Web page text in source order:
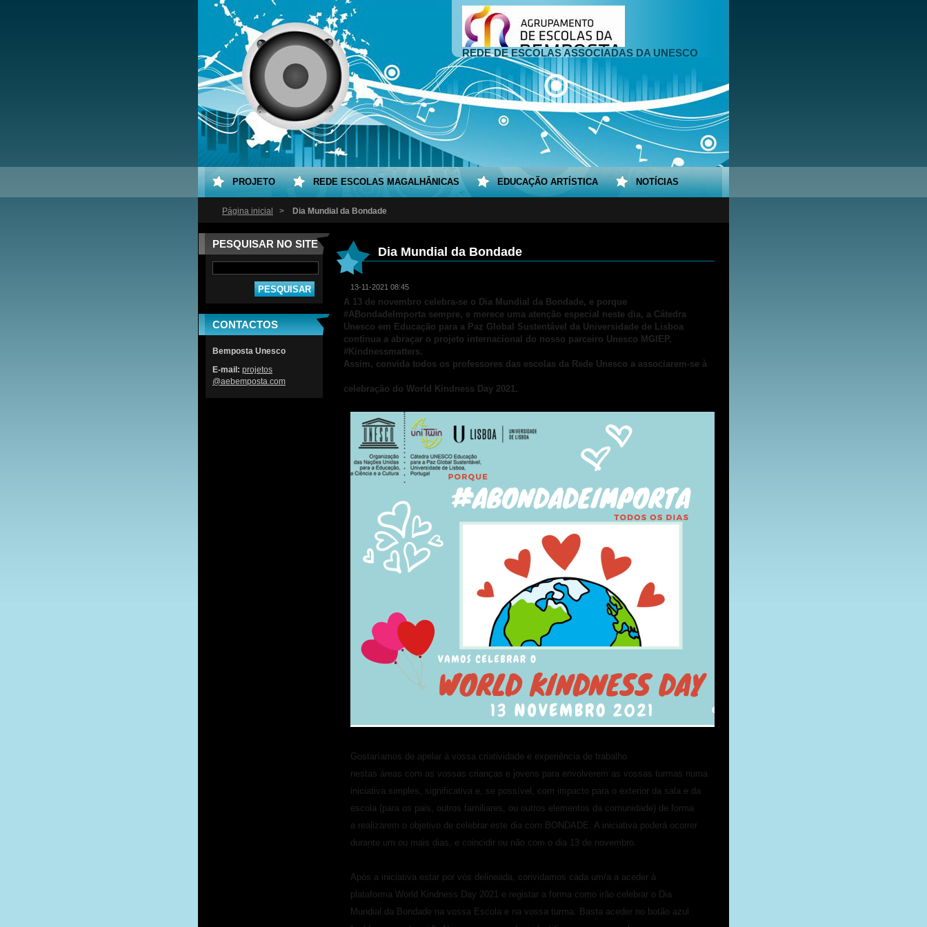
REDE DE ESCOLAS ASSOCIADAS DA UNESCO
Página inicial > Dia Mundial da Bondade
PESQUISAR NO SITE
CONTACTOS
Bemposta Unesco
E-mail: projetos
@aebemposta.com
Dia Mundial da Bondade
13-11-2021 08:45
A 13 de novembro celebra-se o Dia Mundial da Bondade, e porque
#ABondadeImporta sempre, e merece uma atenção especial neste dia, a Cátedra
Unesco em Educação para a Paz Global Sustentável da Universidade de Lisboa
continua a abraçar o projeto internacional do nosso parceiro Unesco MGIEP,
#Kindnessmatters.
Assim, convida todos os professores das escolas da Rede Unesco a associarem-se à
celebração do World Kindness Day 2021.
Gostaríamos de apelar à vossa criatividade e experiência de trabalho
nestas áreas com as vossas crianças e jovens para envolverem as vossas turmas numa
iniciativa simples, significativa e, se possível, com impacto para o exterior da sala e da
escola (para os pais, outros familiares, ou outros elementos da comunidade) de forma
a realizarem o objetivo de celebrar este dia com BONDADE. A iniciativa poderá ocorrer
durante um ou mais dias, e coincidir ou não com o dia 13 de novembro.
Após a iniciativa estar por vós delineada, convidamos cada um/a a aceder à
plataforma World Kindness Day 2021 e registar a forma como irão celebrar o Dia
Mundial da Bondade na vossa Escola e na vossa turma. Basta aceder no botão azul
PROJETO REDE ESCOLAS MAGALHÂNICAS EDUCAÇÃO ARTÍSTICA NOTÍCIAS